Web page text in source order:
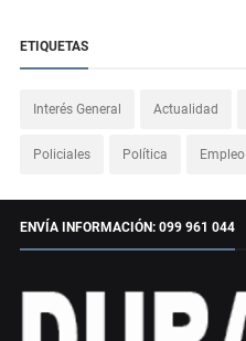
ETIQUETAS
Interés General Actualidad
Policiales Política Empleo
ENVÍA INFORMACIÓN: 099 961 044